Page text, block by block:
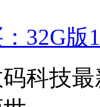
32G版
科技